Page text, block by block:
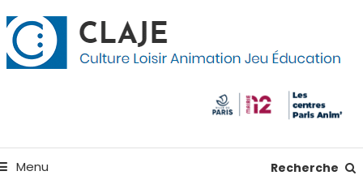
Menu Recherche